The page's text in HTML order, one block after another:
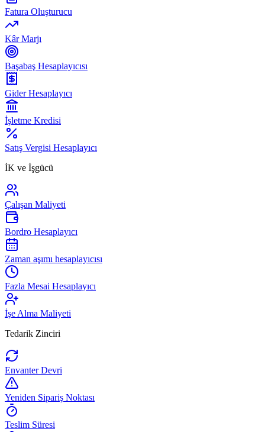
Fatura Oluşturucu
Kâr Marjı
Başabaş Hesaplayıcısı
Gider Hesaplayıcı
İşletme Kredisi
Satış Vergisi Hesaplayıcı
İK ve İşgücü
Çalışan Maliyeti
Bordro Hesaplayıcı
Zaman aşımı hesaplayıcısı
Fazla Mesai Hesaplayıcı
İşe Alma Maliyeti
Tedarik Zinciri
Envanter Devri
Yeniden Sipariş Noktası
Teslim Süresi